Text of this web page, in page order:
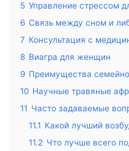
5 Управление стрессом
6 Связь между сном и
7 Консультация с
8 Виагра для женщин
9 Преимущества
10 Научные травяные
11 Часто задаваемые
11.1 Какой лучший
11.2 Что лучше всего